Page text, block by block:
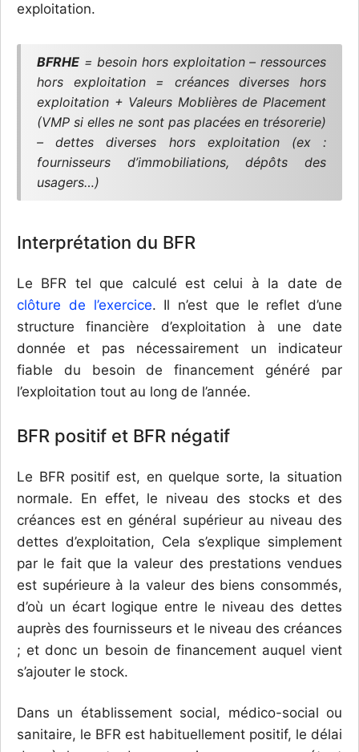
exploitation.
BFRHE = besoin hors exploitation – ressources
hors exploitation = créances diverses hors
exploitation + Valeurs Moblières de Placement
(VMP si elles ne sont pas placées en trésorerie)
– dettes diverses hors exploitation (ex :
fournisseurs d’immobiliations, dépôts des
usagers…)
Interprétation du BFR
Le BFR tel que calculé est celui à la date de
clôture de l’exercice. Il n’est que le reflet d’une
structure financière d’exploitation à une date
donnée et pas nécessairement un indicateur
fiable du besoin de financement généré par
l’exploitation tout au long de l’année.
BFR positif et BFR négatif
Le BFR positif est, en quelque sorte, la situation
normale. En effet, le niveau des stocks et des
créances est en général supérieur au niveau des
dettes d’exploitation, Cela s’explique simplement
par le fait que la valeur des prestations vendues
est supérieure à la valeur des biens consommés,
d’où un écart logique entre le niveau des dettes
auprès des fournisseurs et le niveau des créances
; et donc un besoin de financement auquel vient
s’ajouter le stock.
Dans un établissement social, médico-social ou
sanitaire, le BFR est habituellement positif, le délai